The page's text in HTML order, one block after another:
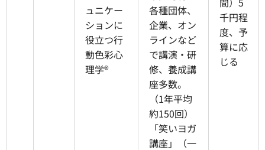
ュニケー
ションに
役立つ行
動色彩心
理学®
各種団体、
企業、オン
ラインなど
で講演・研
修、養成講
座多数。
（1年平均
約150回）
「笑いヨガ
講座」（一
千円程
度、予
算に応
じる